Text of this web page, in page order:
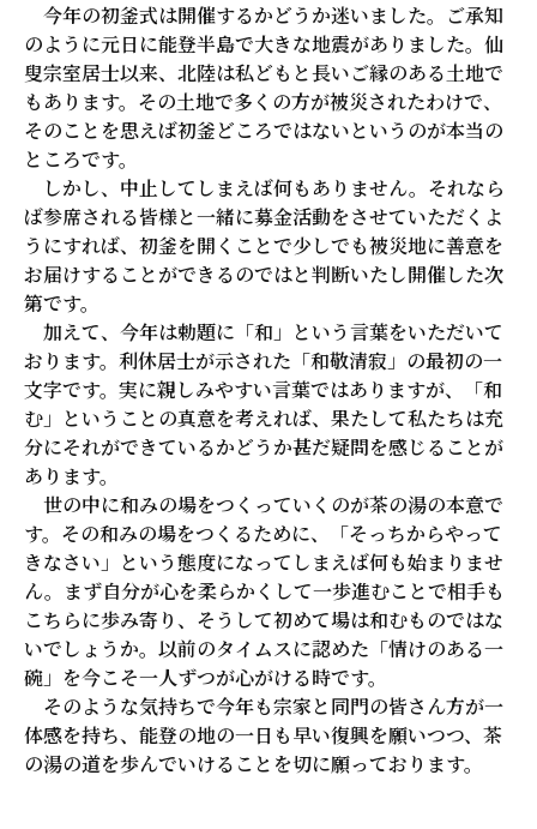
今年の初釜式は開催するかどうか迷いました。ご承知
のように元日に能登半島で大きな地震がありました。仙
叟宗室居士以来、北陸は私どもと長いご縁のある土地で
もあります。その土地で多くの方が被災されたわけで、
そのことを思えば初釜どころではないというのが本当の
ところです。
しかし、中止してしまえば何もありません。それなら
ば参席される皆様と一緒に募金活動をさせていただくよ
うにすれば、初釜を開くことで少しでも被災地に善意を
お届けすることができるのではと判断いたし開催した次
第です。
加えて、今年は勅題に「和」という言葉をいただいて
おります。利休居士が示された「和敬清寂」の最初の一
文字です。実に親しみやすい言葉ではありますが、「和
む」ということの真意を考えれば、果たして私たちは充
分にそれができているかどうか甚だ疑問を感じることが
あります。
世の中に和みの場をつくっていくのが茶の湯の本意で
す。その和みの場をつくるために、「そっちからやって
きなさい」という態度になってしまえば何も始まりませ
ん。まず自分が心を柔らかくして一歩進むことで相手も
こちらに歩み寄り、そうして初めて場は和むものではな
いでしょうか。以前のタイムスに認めた「情けのある一
碗」を今こそ一人ずつが心がける時です。
そのような気持ちで今年も宗家と同門の皆さん方が一
体感を持ち、能登の地の一日も早い復興を願いつつ、茶
の湯の道を歩んでいけることを切に願っております。